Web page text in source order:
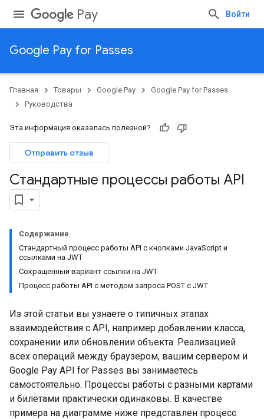
Pay Войти
Google Pay for Passes
Главная Товары Google Pay
Google Pay for Passes
Руководства
Эта информация оказалась полезной?
Отправить отзыв
Стандартные процессы работы API
Содержание
Стандартный процесс работы API с кнопками JavaScript и
ссылками на JWT
Сокращенный вариант ссылки на JWT
Процесс работы API с методом запроса POST с JWT
Из этой статьи вы узнаете о типичных этапах
взаимодействия с API, например добавлении класса,
сохранении или обновлении объекта. Реализацией
всех операций между браузером, вашим сервером и
Google Pay API for Passes вы занимаетесь
самостоятельно. Процессы работы с разными картами
и билетами практически одинаковы. В качестве
примера на диаграмме ниже представлен процесс